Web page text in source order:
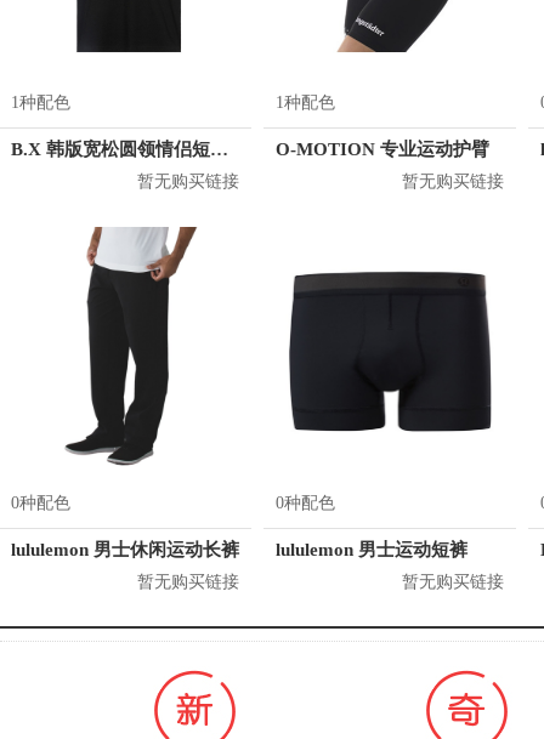
1种配色
B.X 韩版宽松圆领情侣短袖T恤 男女同款 T-6202-002001
暂无购买链接
1种配色
O-MOTION 专业运动护臂
暂无购买链接
0种配色
lululemon 男士休闲运动长裤
暂无购买链接
0种配色
lululemon 男士运动短裤
暂无购买链接